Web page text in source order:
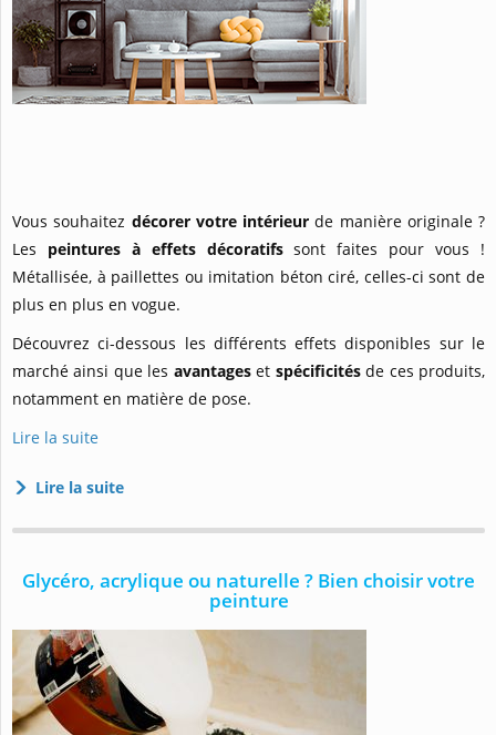
Vous souhaitez décorer votre intérieur de manière originale ?
Les peintures à effets décoratifssont faites pour vous !
Métallisée, à paillettes ou imitation béton ciré, celles-ci sont de
plus en plus en vogue.
Découvrez ci-dessous les différents effets disponibles sur le
marché ainsi que les avantageset spécificitésde ces produits,
notamment en matière de pose.
Lire la suite
Lire la suite
Glycéro, acrylique ou naturelle ? Bien choisir votre
peinture